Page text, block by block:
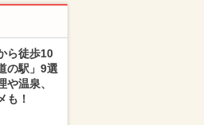
ら徒歩10
の駅」9選
や温泉、
も！